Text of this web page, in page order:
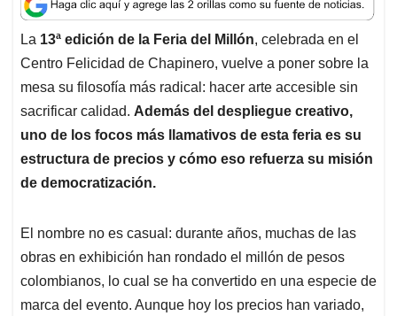
t
s
A
p
p
e
b
o
o
k
k
e
d
I
n
i
l
e
a
d
s
La 13ª edición de la Feria del Millón, celebrada en el
Centro Felicidad de Chapinero, vuelve a poner sobre la
mesa su filosofía más radical: hacer arte accesible sin
sacrificar calidad. Además del despliegue creativo,
uno de los focos más llamativos de esta feria es su
estructura de precios y cómo eso refuerza su misión
de democratización.
El nombre no es casual: durante años, muchas de las
obras en exhibición han rondado el millón de pesos
colombianos, lo cual se ha convertido en una especie de
marca del evento. Aunque hoy los precios han variado,